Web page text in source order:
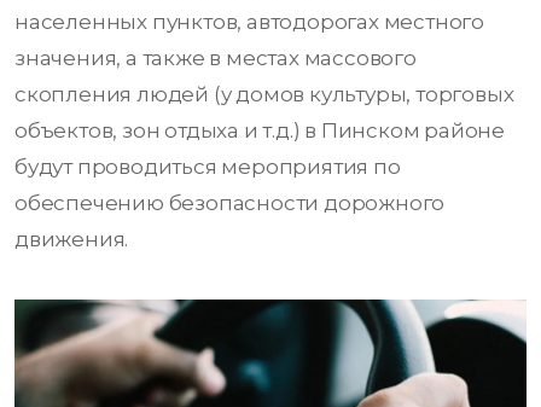
населенных пунктов, автодорогах местного
значения, а также в местах массового
скопления людей (у домов культуры, торговых
объектов, зон отдыха и т.д.) в Пинском районе
будут проводиться мероприятия по
обеспечению безопасности дорожного
движения.